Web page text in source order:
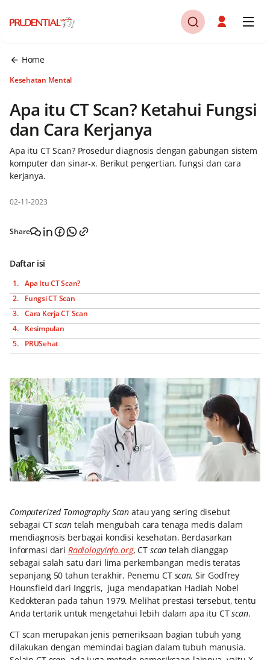
Home
Kesehatan Mental
Apa itu CT Scan? Ketahui Fungsi
dan Cara Kerjanya
Apa itu CT Scan? Prosedur diagnosis dengan gabungan sistem
komputer dan sinar-x. Berikut pengertian, fungsi dan cara
kerjanya.
02-11-2023
Share
Daftar isi
Apa Itu CT Scan?
Fungsi CT Scan
Cara Kerja CT Scan
Kesimpulan
PRUSehat
Computerized Tomography Scan atau yang sering disebut
sebagai CTscan telah mengubah cara tenaga medis dalam
mendiagnosis berbagai kondisi kesehatan. Berdasarkan
informasi dari RadiologyInfo.org, CT scantelah dianggap
sebagai salah satu dari lima perkembangan medis teratas
sepanjang 50 tahun terakhir. Penemu CT scan, Sir Godfrey
Hounsfield dari Inggris, juga mendapatkan Hadiah Nobel
Kedokteran pada tahun 1979. Melihat prestasi tersebut, tentu
Anda tertarik untuk mengetahui lebih dalam apa itu CTscan.
CT scan merupakan jenis pemeriksaan bagian tubuh yang
dilakukan dengan memindai bagian dalam tubuh manusia.